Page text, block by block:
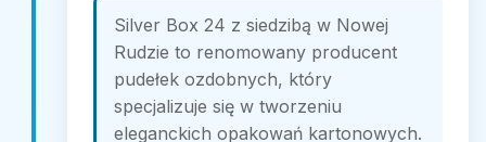
Silver Box 24 z siedzibą w Nowej
Rudzie to renomowany producent
pudełek ozdobnych, który
specjalizuje się w tworzeniu
eleganckich opakowań kartonowych.